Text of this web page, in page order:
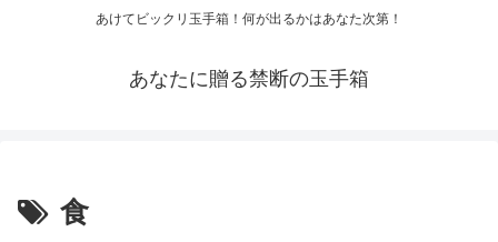
あけてビックリ玉手箱！何が出るかはあなた次第！
あなたに贈る禁断の玉手箱
食